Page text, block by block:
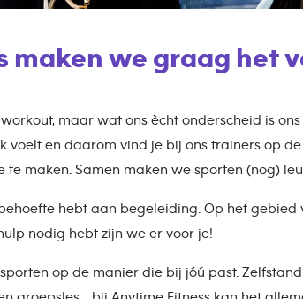
maken we graag het
maar wat ons ècht onderscheid is ons
en daarom vind je bij ons trainers op de
maken. Samen maken we sporten (nog)
hebt aan begeleiding. Op het gebied
nodig hebt zijn we er voor je!
op de manier die bij jóú past.